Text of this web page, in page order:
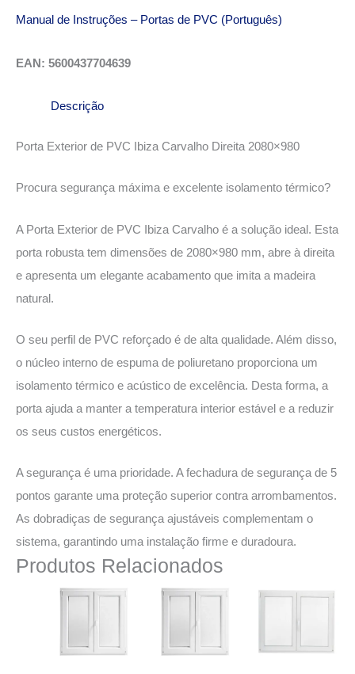
Manual de Instruções – Portas de PVC (Português)
EAN: 5600437704639
Descrição
Porta Exterior de PVC Ibiza Carvalho Direita 2080×980
Procura segurança máxima e excelente isolamento térmico?
A Porta Exterior de PVC Ibiza Carvalho é a solução ideal. Esta
porta robusta tem dimensões de 2080×980 mm, abre à direita
e apresenta um elegante acabamento que imita a madeira
natural.
O seu perfil de PVC reforçado é de alta qualidade. Além disso,
o núcleo interno de espuma de poliuretano proporciona um
isolamento térmico e acústico de excelência. Desta forma, a
porta ajuda a manter a temperatura interior estável e a reduzir
os seus custos energéticos.
A segurança é uma prioridade. A fechadura de segurança de 5
pontos garante uma proteção superior contra arrombamentos.
As dobradiças de segurança ajustáveis complementam o
sistema, garantindo uma instalação firme e duradoura.
Produtos Relacionados